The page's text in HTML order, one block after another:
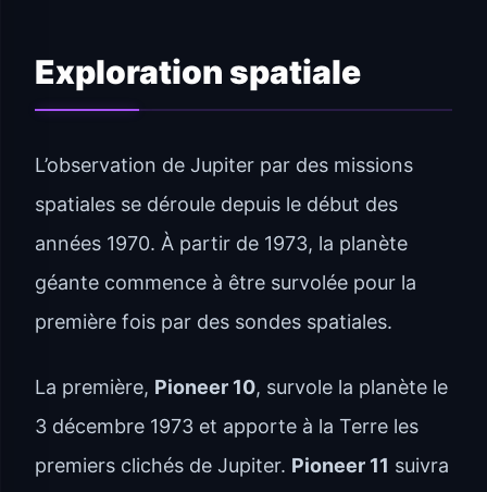
Exploration spatiale
L’observation de Jupiter par des missions
spatiales se déroule depuis le début des
années 1970. À partir de 1973, la planète
géante commence à être survolée pour la
première fois par des sondes spatiales.
La première, Pioneer 10, survole la planète le
3 décembre 1973 et apporte à la Terre les
premiers clichés de Jupiter. Pioneer 11 suivra